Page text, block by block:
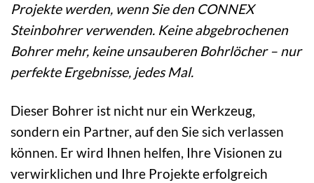
Projekte werden, wenn Sie den CONNEX
Steinbohrer verwenden. Keine abgebrochenen
Bohrer mehr, keine unsauberen Bohrlöcher – nur
perfekte Ergebnisse, jedes Mal.
Dieser Bohrer ist nicht nur ein Werkzeug,
sondern ein Partner, auf den Sie sich verlassen
können. Er wird Ihnen helfen, Ihre Visionen zu
verwirklichen und Ihre Projekte erfolgreich